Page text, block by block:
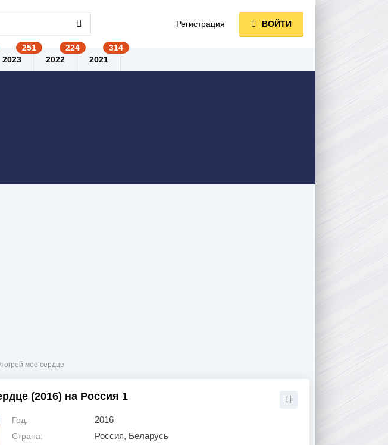
моё сердце
(2016) на Россия 1
Год: 2016
Страна: Россия, Беларусь
Регистрация ВОЙТИ
2023 2022 2021